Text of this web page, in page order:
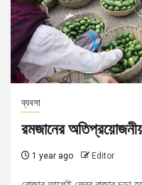
ব্যবসা
রমজানের
1 year ago Editor